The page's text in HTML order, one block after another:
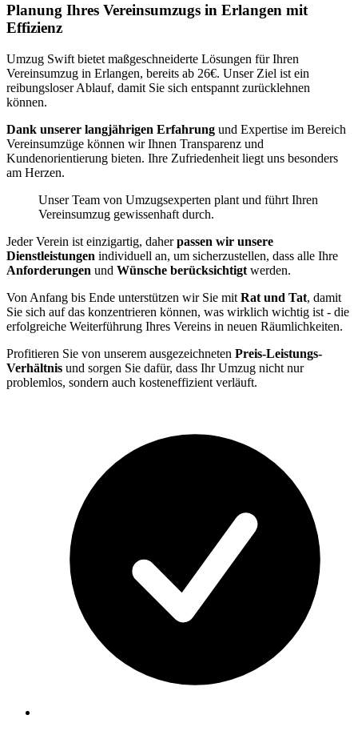
Planung Ihres Vereinsumzugs in Erlangen mit
Effizienz
Umzug Swift bietet maßgeschneiderte Lösungen für Ihren
Vereinsumzug in Erlangen, bereits ab 26€. Unser Ziel ist ein
reibungsloser Ablauf, damit Sie sich entspannt zurücklehnen
können.
Dank unserer langjährigen Erfahrung und Expertise im Bereich
Vereinsumzüge können wir Ihnen Transparenz und
Kundenorientierung bieten. Ihre Zufriedenheit liegt uns besonders
am Herzen.
Unser Team von Umzugsexperten plant und führt Ihren
Vereinsumzug gewissenhaft durch.
Jeder Verein ist einzigartig, daherpassen wir unsere
Dienstleistungen individuell an, um sicherzustellen, dass alle Ihre
Anforderungen und Wünsche berücksichtigt werden.
Von Anfang bis Ende unterstützen wir Sie mit Rat und Tat, damit
Sie sich auf das konzentrieren können, was wirklich wichtig ist - die
erfolgreiche Weiterführung Ihres Vereins in neuen Räumlichkeiten.
Profitieren Sie von unserem ausgezeichneten Preis-Leistungs-
Verhältnis und sorgen Sie dafür, dass Ihr Umzug nicht nur
problemlos, sondern auch kosteneffizient verläuft.